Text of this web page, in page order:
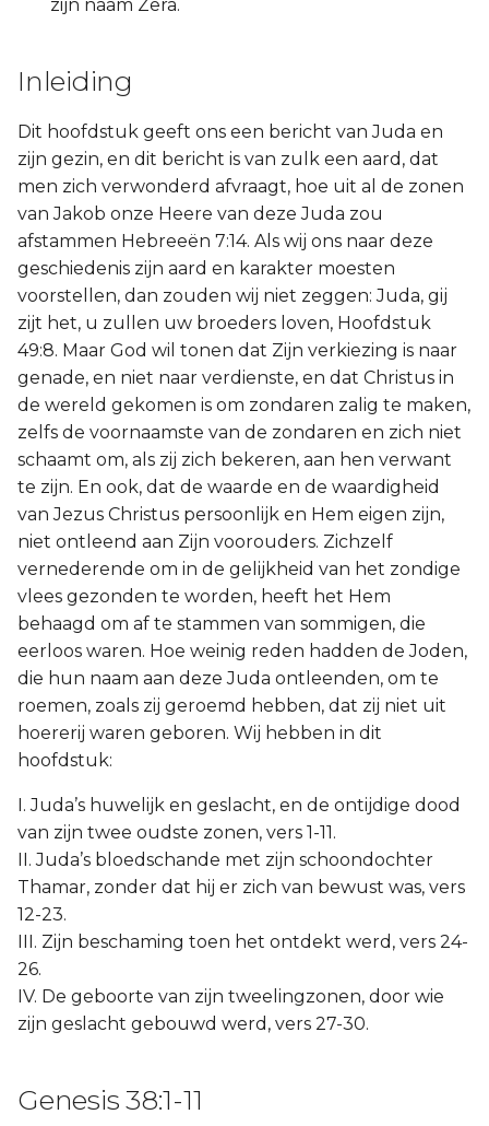
zijn naam Zera.
Inleiding
Dit hoofdstuk geeft ons een bericht van Juda en
zijn gezin, en dit bericht is van zulk een aard, dat
men zich verwonderd afvraagt, hoe uit al de zonen
van Jakob onze Heere van deze Juda zou
afstammen Hebreeën 7:14. Als wij ons naar deze
geschiedenis zijn aard en karakter moesten
voorstellen, dan zouden wij niet zeggen: Juda, gij
zijt het, u zullen uw broeders loven, Hoofdstuk
49:8. Maar God wil tonen dat Zijn verkiezing is naar
genade, en niet naar verdienste, en dat Christus in
de wereld gekomen is om zondaren zalig te maken,
zelfs de voornaamste van de zondaren en zich niet
schaamt om, als zij zich bekeren, aan hen verwant
te zijn. En ook, dat de waarde en de waardigheid
van Jezus Christus persoonlijk en Hem eigen zijn,
niet ontleend aan Zijn voorouders. Zichzelf
vernederende om in de gelijkheid van het zondige
vlees gezonden te worden, heeft het Hem
behaagd om af te stammen van sommigen, die
eerloos waren. Hoe weinig reden hadden de Joden,
die hun naam aan deze Juda ontleenden, om te
roemen, zoals zij geroemd hebben, dat zij niet uit
hoererij waren geboren. Wij hebben in dit
hoofdstuk:
I. Juda’s huwelijk en geslacht, en de ontijdige dood
van zijn twee oudste zonen, vers 1-11.
II. Juda’s bloedschande met zijn schoondochter
Thamar, zonder dat hij er zich van bewust was, vers
12-23.
III. Zijn beschaming toen het ontdekt werd, vers 24-
26.
IV. De geboorte van zijn tweelingzonen, door wie
zijn geslacht gebouwd werd, vers 27-30.
Genesis 38:1-11